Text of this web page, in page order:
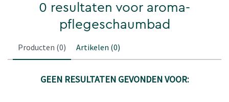
0 resultaten voor aroma-
pflegeschaumbad
Producten (0) Artikelen (0)
GEEN RESULTATEN GEVONDEN VOOR: